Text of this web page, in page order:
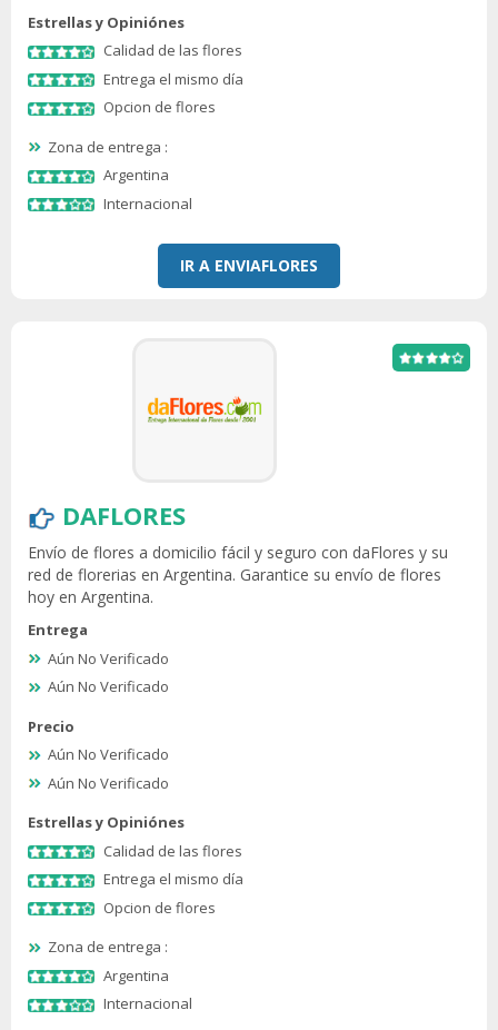
Estrellas y Opiniónes
Calidad de las flores
Entrega el mismo día
Opcion de flores
Zona de entrega :
Argentina
Internacional
IR A ENVIAFLORES
DAFLORES
Envío de flores a domicilio fácil y seguro con daFlores y su
red de florerias en Argentina. Garantice su envío de flores
hoy en Argentina.
Entrega
Aún No Verificado
Aún No Verificado
Precio
Aún No Verificado
Aún No Verificado
Estrellas y Opiniónes
Calidad de las flores
Entrega el mismo día
Opcion de flores
Zona de entrega :
Argentina
Internacional